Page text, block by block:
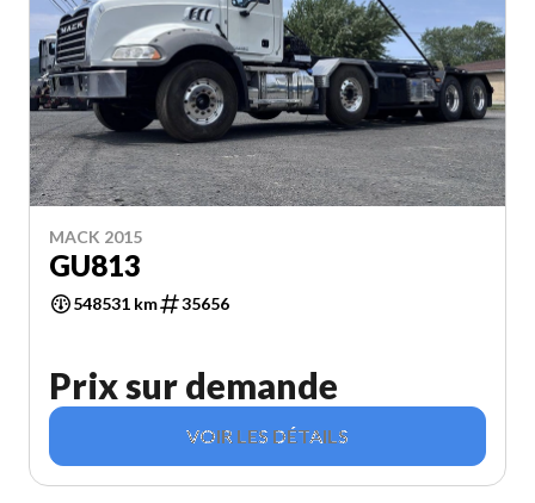
MACK 2015
GU813
548531 km 35656
Prix sur demande
VOIR LES DÉTAILS